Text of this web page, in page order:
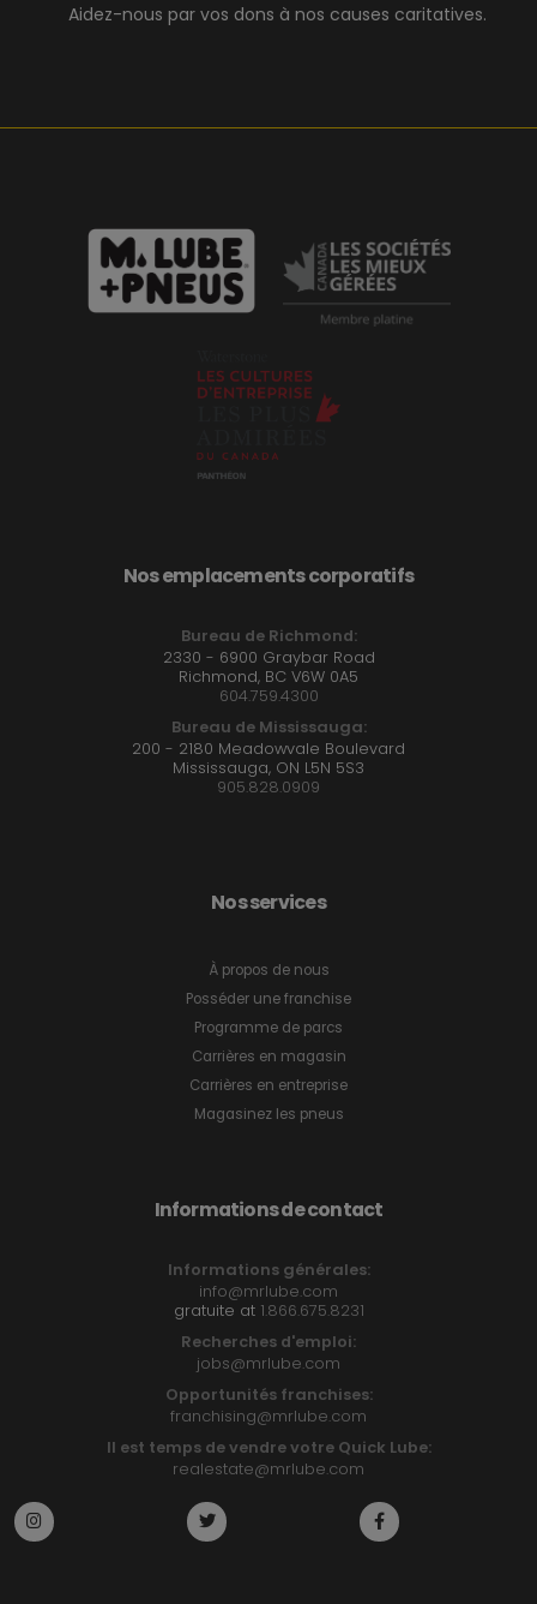
Aidez-nous par vos dons à nos causes caritatives.
Nos emplacements corporatifs
Bureau de Richmond:
2330 - 6900 Graybar Road
Richmond, BC V6W 0A5
604.759.4300
Bureau de Mississauga:
200 - 2180 Meadowvale Boulevard
Mississauga, ON L5N 5S3
905.828.0909
Nos services
À propos de nous
Posséder une franchise
Programme de parcs
Carrières en magasin
Carrières en entreprise
Magasinez les pneus
Informations de contact
Informations générales:
info@mrlube.com
gratuite at 1.866.675.8231
Recherches d'emploi:
jobs@mrlube.com
Opportunités franchises:
franchising@mrlube.com
Il est temps de vendre votre Quick Lube:
realestate@mrlube.com